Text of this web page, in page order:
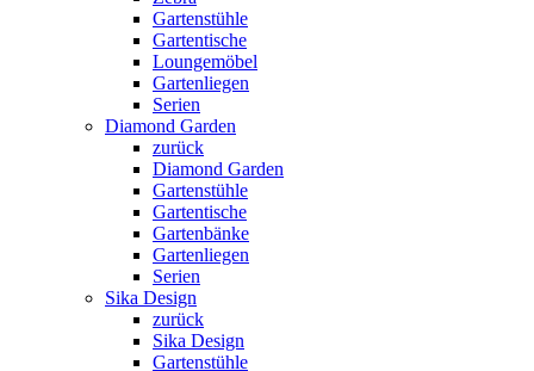
Gartenstühle
Gartentische
Loungemöbel
Gartenliegen
Serien
Diamond Garden
zurück
Diamond Garden
Gartenstühle
Gartentische
Gartenbänke
Gartenliegen
Serien
Sika Design
zurück
Sika Design
Gartenstühle